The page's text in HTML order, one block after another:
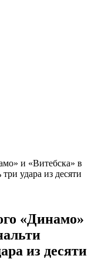
и «Витебска» в
удара из десяти
«Динамо»
из десяти